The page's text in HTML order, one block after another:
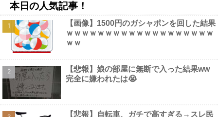
【勝利の女神:NIKKE】ねんどろいど「アリス」【本日発売】他
NEW!
【動画】 三上悠亜さん、乳首ポロリしたまま平常心を装うｗｗｗ
ｗｗｗ NEW!
全国知事会「外国人は日本人と同じ生活者で、地域の担い手。多
文化共生の実現に国が責任を持って取り組むよう強く要請する」他
人体実験や拷問にまつわる、ガチで怖い話を教えてくれ他 NEW!
【動画】 配信女子さん、飼い猫にお○ぱいを晒されるハプニング
ｗｗｗｗｗｗ
NEW!
【画像】 風俗店のホームページ、見るだけでボッ起してしまうと
話題にｗｗｗｗｗｗ
NEW!
本日の人気記事！
【画像】1500円のガシャポンを回した結果
ｗｗｗｗｗｗｗｗｗｗｗｗｗｗｗｗｗｗｗ
ｗｗ
【悲報】娘の部屋に無断で入った結果ww
完全に嫌われたは😭
【悲報】自転車、ガチで高すぎる→スレ民